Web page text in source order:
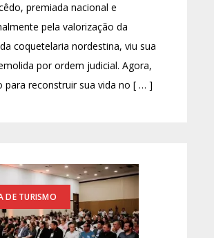
premiada nacional e
pela valorização da
coquetelaria nordestina, viu sua
por ordem judicial. Agora,
para reconstruir sua vida no [ … ]
DE TURISMO